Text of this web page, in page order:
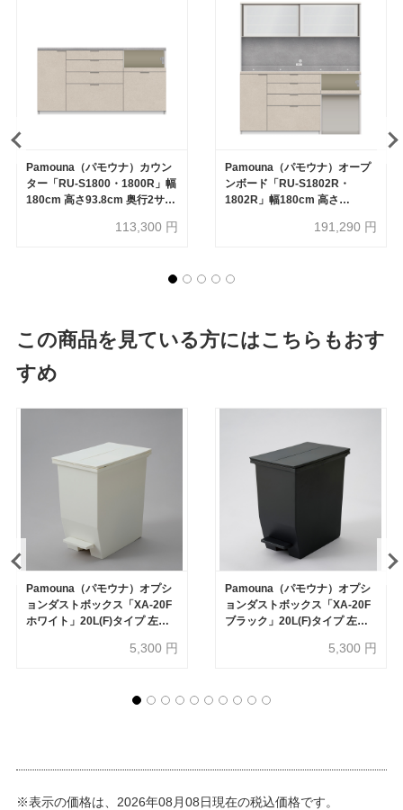
Pamouna（パモウナ）カウン
ター「RU-S1800・1800R」幅
180cm 高さ93.8cm 奥行2サイ
113,300 円
Pamouna（パモウナ）オープ
ンボード「RU-S1802R・
1802R」幅180cm 高さ
（44.5cm・50cm）下台オー
191,290 円
この商品を見ている方にはこちらもおす
すめ
Pamouna（パモウナ）オプシ
ョンダストボックス「XA-20F
ホワイト」20L(F)タイプ 左右
5,300 円
Pamouna（パモウナ）オプシ
ョンダストボックス「XA-20F
ブラック」20L(F)タイプ 左右
5,300 円
※表示の価格は、2026年08月08日現在の税込価格です。